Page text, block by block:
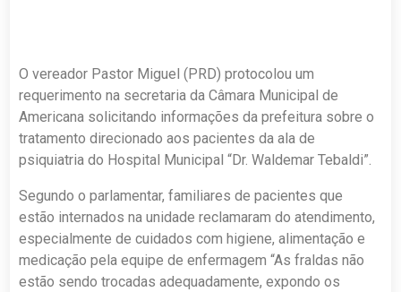
O vereador Pastor Miguel (PRD) protocolou um
requerimento na secretaria da Câmara Municipal de
Americana solicitando informações da prefeitura sobre o
tratamento direcionado aos pacientes da ala de
psiquiatria do Hospital Municipal “Dr. Waldemar Tebaldi”.
Segundo o parlamentar, familiares de pacientes que
estão internados na unidade reclamaram do atendimento,
especialmente de cuidados com higiene, alimentação e
medicação pela equipe de enfermagem “As fraldas não
estão sendo trocadas adequadamente, expondo os